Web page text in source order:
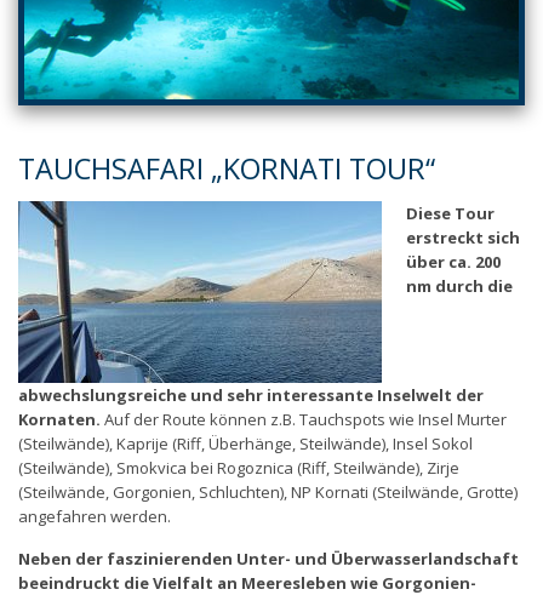
TAUCHSAFARI „KORNATI TOUR“
Diese Tour
erstreckt sich
über ca. 200
nm durch die
abwechslungsreiche und sehr interessante Inselwelt der
Kornaten. Auf der Route können z.B. Tauchspots wie Insel Murter
(Steilwände), Kaprije (Riff, Überhänge, Steilwände), Insel Sokol
(Steilwände), Smokvica bei Rogoznica (Riff, Steilwände), Zirje
(Steilwände, Gorgonien, Schluchten), NP Kornati (Steilwände, Grotte)
angefahren werden.
Neben der faszinierenden Unter- und Überwasserlandschaft
beeindruckt die Vielfalt an Meeresleben wie Gorgonien-